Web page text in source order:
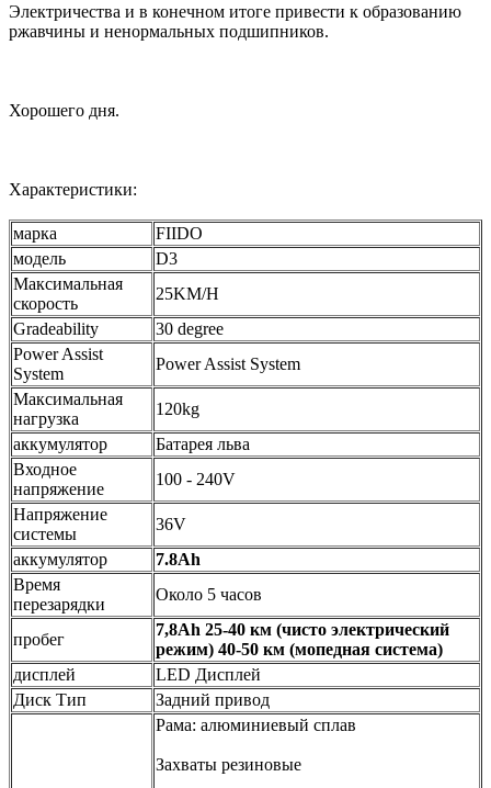
Электричества и в конечном итоге привести к образованию
ржавчины и ненормальных подшипников.
Хорошего дня.
Характеристики:
марка
FIIDO
модель
D3
Максимальная
скорость
25KM/H
Gradeability
30 degree
Power Assist
System
Power Assist System
Максимальная
нагрузка
120kg
аккумулятор
Батарея льва
Входное
напряжение
100 - 240V
Напряжение
системы
36V
аккумулятор
7.8Ah
Время
перезарядки
Около 5 часов
пробег
7,8Ah 25-40 км (чисто электрический
режим) 40-50 км (мопедная система)
дисплей
LED Дисплей
Диск Тип
Задний привод
Рама: алюминиевый сплав
Захваты резиновые